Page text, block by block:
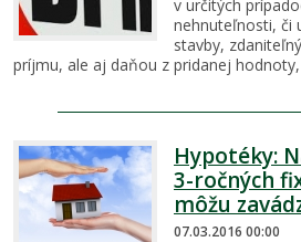
v určitých
nehnuteľnosti, či
stavby,
príjmu, ale aj daňou z pridanej hodnoty,
Hypotéky:
3-ročných
môžu
07.03.2016 00:00